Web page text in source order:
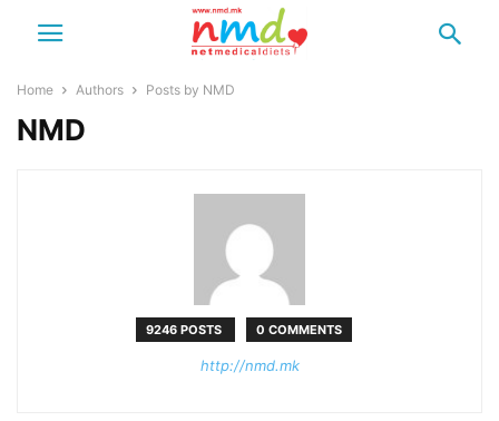
Home Authors Posts by NMD
NMD
9246 POSTS 0 COMMENTS
http://nmd.mk